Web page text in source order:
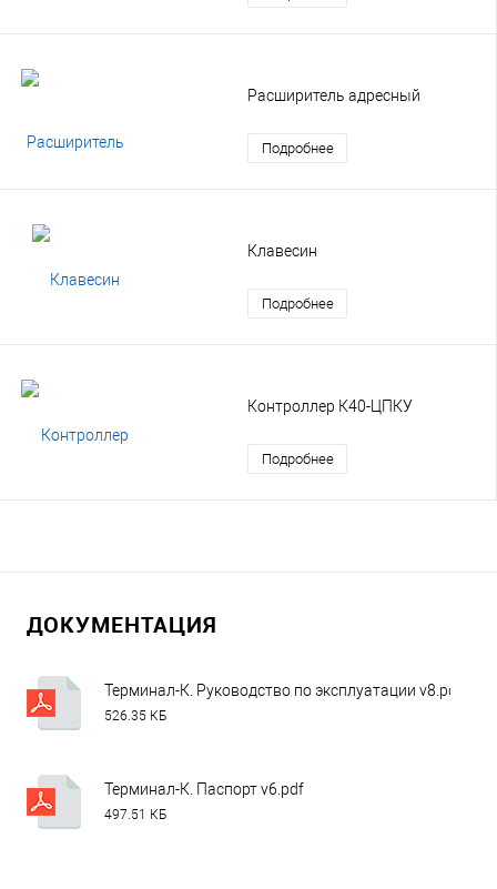
Расширитель адресный
Подробнее
Клавесин
Подробнее
Контроллер К40-ЦПКУ
Подробнее
ДОКУМЕНТАЦИЯ
Терминал-К. Руководство по эксплуатации v8.pdf
526.35 КБ
Терминал-К. Паспорт v6.pdf
497.51 КБ